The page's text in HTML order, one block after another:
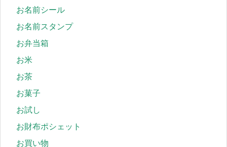
お名前シール
お名前スタンプ
お弁当箱
お米
お茶
お菓子
お試し
お財布ポシェット
お買い物